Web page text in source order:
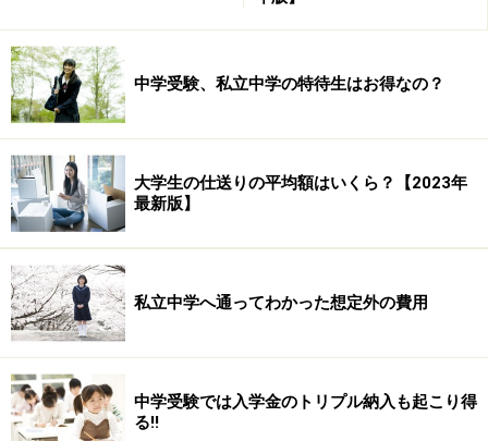
奨学金は、成績優秀者に支給され返済が不要であるもの
（給付奨学金）と、一定期間を経て（例えば卒業後な
ど）、返済が必要になるものがあります（貸与奨学
金）。日本では給付型の奨学金は少なく、多くは貸与型
です。つまり、いつかは返さなくてはいけないわけで
す。
→奨学金は優遇された「借金」である 次ページへ
※記事内容は執筆時点のものです。最新の内容をご確認くださ
い。
商品や投資行動を推奨するものではありません。
投資や資産運用に関する最終的なご判断はご自身の責任において
行ってください。
掲載情報の正確性・完全性については十分に配慮しております
中学受験、私立中学の特待生はお得なの？
大学生の仕送りの平均額はいくら？【2023年
最新版】
私立中学へ通ってわかった想定外の費用
中学受験では入学金のトリプル納入も起こり得
る!!